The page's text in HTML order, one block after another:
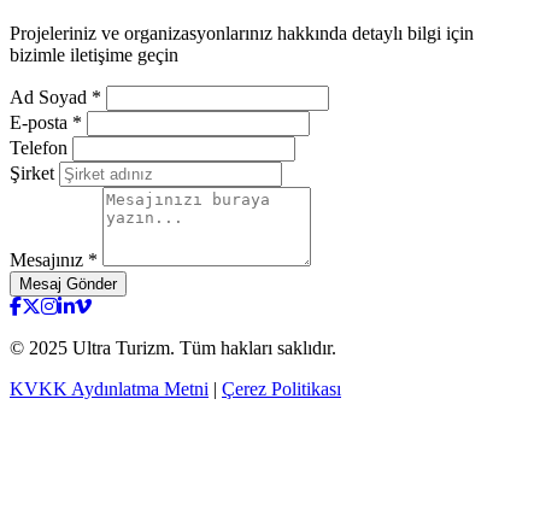
Projeleriniz ve organizasyonlarınız hakkında detaylı bilgi için
bizimle iletişime geçin
Ad Soyad *
E-posta *
Telefon
Şirket
Mesajınız *
Mesaj Gönder
© 2025 Ultra Turizm. Tüm hakları saklıdır.
KVKK Aydınlatma Metni | Çerez Politikası